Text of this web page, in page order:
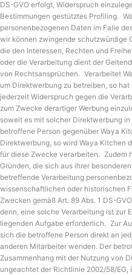
DS-GVO erfolgt, Widerspruch
Bestimmungen gestütztes Profiling.
personenbezogenen Daten im Falle
wir können zwingende schutzwürdige
die den Interessen, Rechten und
oder die Verarbeitung dient der
von Rechtsansprüchen. Verarbeitet
um Direktwerbung zu betreiben, so
jederzeit Widerspruch gegen die
zum Zwecke derartiger Werbung
soweit es mit solcher Direktwerbung
betroffene Person gegenüber Waya
Direktwerbung, so wird Waya Kitchen
für diese Zwecke verarbeiten. Zudem
Gründen, die sich aus ihrer
betreffende Verarbeitung
wissenschaftlichen oder historischen
Zwecken gemäß Art. 89 Abs. 1 DS-
denn, eine solche Verarbeitung ist zur
liegenden Aufgabe erforderlich. Zur
sich die betroffene Person direkt an
anderen Mitarbeiter wenden. Der
Zusammenhang mit der Nutzung von
ungeachtet der Richtlinie 2002/58/